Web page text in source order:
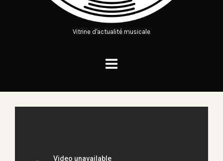
Vitrine d'actualité musicale